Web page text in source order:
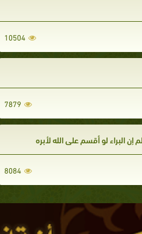
10504
7879
البراء لو أقسم على الله لأبره
8084